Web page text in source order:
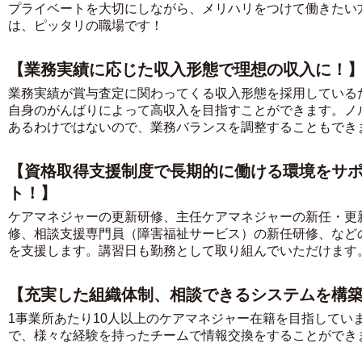
プライベートを大切にしながら、メリハリをつけて働きたい
は、ピッタリの職場です！
【業務実績に応じた収入形態で理想の収入に！
業務実績が賞与査定に関わってくる収入形態を採用している
自身のがんばりによって高収入を目指すことができます。ノ
あるわけではないので、業務バランスを調整することもでき
【資格取得支援制度で長期的に働ける環境をサ
ト！】
ケアマネジャーの更新研修、主任ケアマネジャーの新任・更
修、相談支援専門員（障害福祉サービス）の新任研修、など
を支援します。講習日も勤務として取り組んでいただけます
【充実した組織体制、相談できるシステムを構
1事業所あたり10人以上のケアマネジャー在籍を目指してい
で、様々な経験を持ったチームで情報交換をすることができ